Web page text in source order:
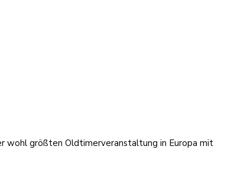
wohl größten Oldtimerveranstaltung in Europa mit